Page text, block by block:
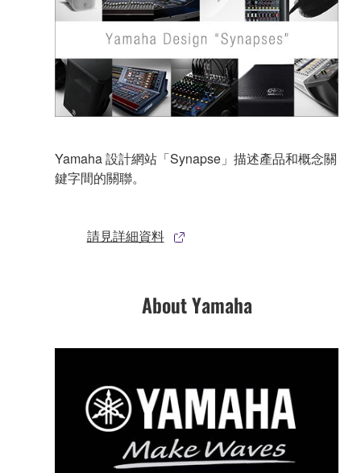
Yamaha 設計網站「Synapse」描述產品和概念關
鍵字間的關聯。
請見詳細資料
About Yamaha